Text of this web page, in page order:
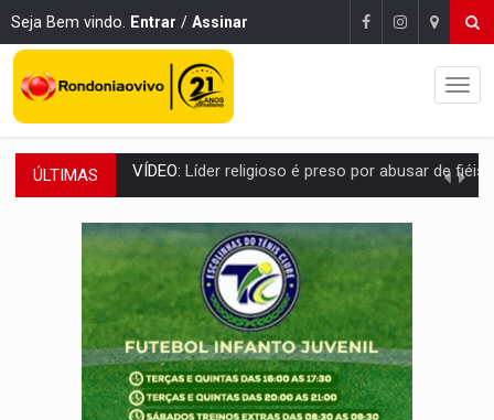
Seja Bem vindo. Entrar / Assinar
ÚLTIMAS LEVANTAMENTO:Brasil tem uma história marcada por guerras, revoltas e
LAMENTÁVEL:Mulher é encontrada morta dentro de residência
'XANDY DO MOTOCROSS':Pai morre em acidente na BR-364 duas semanas após
PESO DO VOTO:Cinco maiores colégios eleitorais concentram 53,7% dos
COLUNA SEMANAL:Largada foi dada e candidatos ao Governo de RO partem
SOB SUSPEITA:Entrega de 286 máquinas em Rondônia coincide com